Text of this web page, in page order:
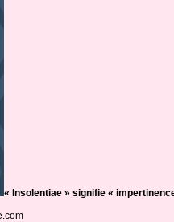
« Insolentiae » signifie «